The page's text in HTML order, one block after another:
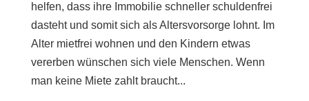
helfen, dass ihre Immobilie schneller schuldenfrei
dasteht und somit sich als Altersvorsorge lohnt. Im
Alter mietfrei wohnen und den Kindern etwas
vererben wünschen sich viele Menschen. Wenn
man keine Miete zahlt braucht...